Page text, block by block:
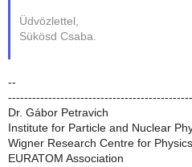
Üdvözlettel,
Sükösd Csaba.
--
Dr. Gábor Petravich
Institute for Particle and Nuclear
Wigner Research Centre for
EURATOM Association